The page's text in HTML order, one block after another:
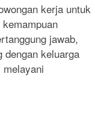
kerja untuk
jawab,
dengan keluarga